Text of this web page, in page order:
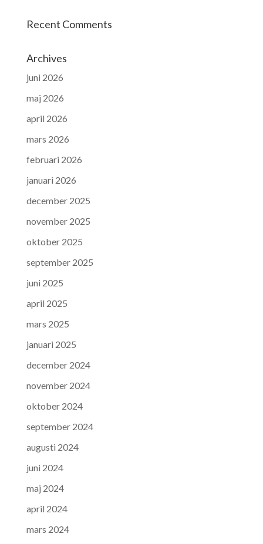
Recent Comments
Archives
juni 2026
maj 2026
april 2026
mars 2026
februari 2026
januari 2026
december 2025
november 2025
oktober 2025
september 2025
juni 2025
april 2025
mars 2025
januari 2025
december 2024
november 2024
oktober 2024
september 2024
augusti 2024
juni 2024
maj 2024
april 2024
mars 2024